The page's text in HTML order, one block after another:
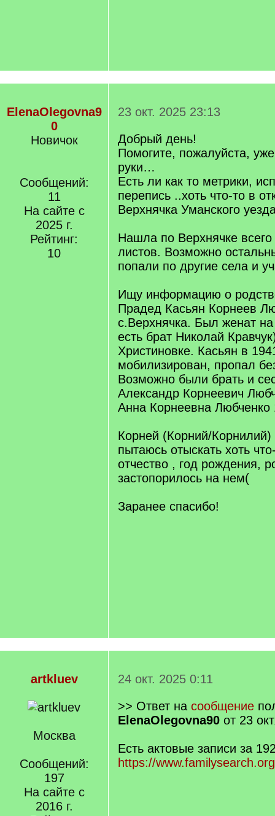
ElenaOlegovna9
0
Новичок
Сообщений:
11
На сайте с
2025 г.
Рейтинг:
10
23 окт. 2025 23:13
Добрый день!
Помогите, пожалуйста,
руки…
Есть ли как то метрики,
перепись ..хоть что-то в
Верхнячка Уманского
Нашла по Верхнячке
листов. Возможно
попали по другие села и
Ищу информацию о
Прадед Касьян Корнеев
с.Верхнячка. Был женат
есть брат Николай
Христиновке. Касьян в
мобилизирован, пропал
Возможно были брать и
Александр Корнеевич
Анна Корнеевна Любченко
Корней (Корний/
пытаюсь отыскать хоть
отчество , год рождения,
застопорилось на нем(
Заранее спасибо!
artkluev
Москва
Сообщений:
197
На сайте с
2016 г.
24 окт. 2025 0:11
>> Ответ на сообщение
ElenaOlegovna90 от 23
Есть актовые записи за
https://